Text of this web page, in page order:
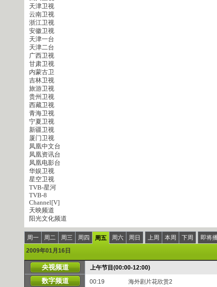
天津卫视
云南卫视
浙江卫视
安徽卫视
天津一台
天津二台
广西卫视
甘肃卫视
内蒙古卫
吉林卫视
旅游卫视
贵州卫视
西藏卫视
青海卫视
宁夏卫视
新疆卫视
厦门卫视
凤凰中文台
凤凰资讯台
凤凰电影台
华娱卫视
星空卫视
TVB-星河
TVB-8
Channel[V]
天映频道
阳光文化频道
周一 周二 周三 周四 周五 周六 周日 上周 本周 下周
即将
2009年01月16日
央视频道
数字频道
上午节目(00:00-12:00)
00:19 海外剧片花欣赏2